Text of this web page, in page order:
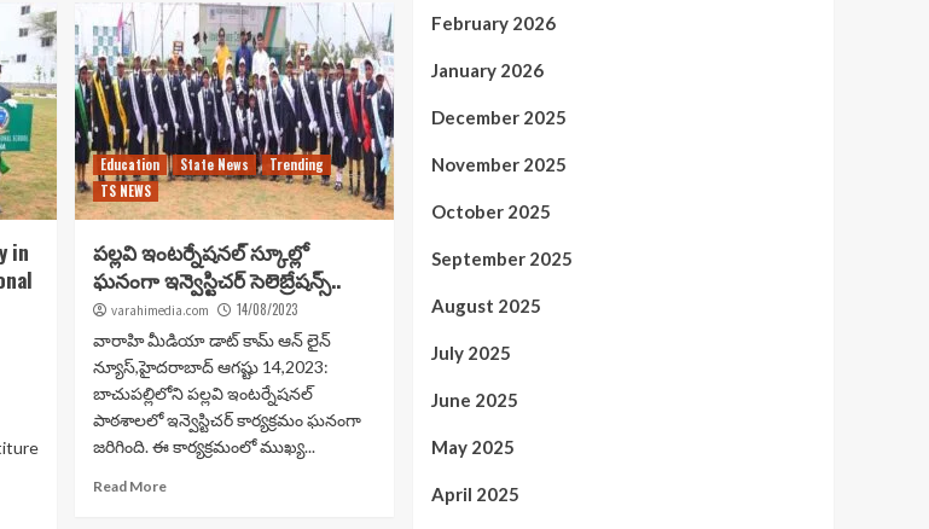
in
Education State News
Trending
TS NEWS
పల్లవి ఇంటర్నేషనల్ స్కూల్లో
ఘనంగా ఇన్వెస్టిచర్ సెలెబ్రేషన్స్..
varahimedia.com 14/08/2023
వారాహి మీడియా డాట్ కామ్ ఆన్ లైన్
న్యూస్,హైదరాబాద్ ఆగష్టు 14,2023:
బాచుపల్లిలోని పల్లవి ఇంటర్నేషనల్
పాఠశాలలో ఇన్వెస్టిచర్ కార్యక్రమం ఘనంగా
జరిగింది. ఈ కార్యక్రమంలో ముఖ్య...
Read More
February 2026
January 2026
December 2025
November 2025
October 2025
September 2025
August 2025
July 2025
June 2025
May 2025
April 2025